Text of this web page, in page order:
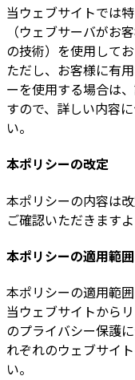
当ウェブサイトでは
（ウェブサーバがお
の技術）を使用してお
ただし、お客様に有
ーを使用する場合は
すので、詳しい内容
い。
本ポリシーの改定
本ポリシーの内容は
ご確認いただきます
本ポリシーの適用範囲
本ポリシーの適用範
当ウェブサイトから
のプライバシー保護
れぞれのウェブサイ
い。